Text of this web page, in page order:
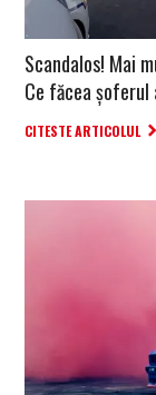
Scandalos! Mai
Ce făcea
CITESTE ARTICOLUL